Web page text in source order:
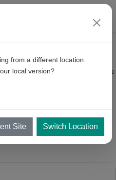
son ideales para la limpieza de
de un lavado automático de
pueden utilizar para limpiar los
de estas bombas da resultados de
de las bombas a continuación.
bar, lo que le brinda la
para su aplicación, ya sea
limpieza industrial.
from a different location.
local version?
Site Switch Location